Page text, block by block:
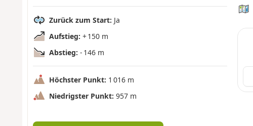
Zurück zum Start: Ja
Aufstieg: + 150 m
Abstieg: - 146 m
Höchster Punkt: 1 016 m
Niedrigster Punkt: 957 m